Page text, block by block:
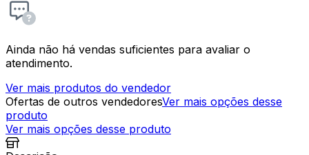
Ainda não há vendas suficientes para avaliar o
atendimento.
Ver mais produtos do vendedor
Ofertas de outros vendedoresVer mais opções desse
produto
Ver mais opções desse produto